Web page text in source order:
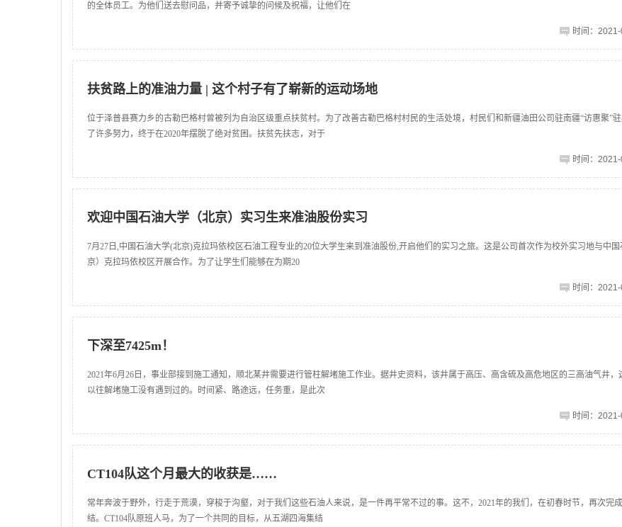
的全体员工。为他们送去慰问品，并寄予诚挚的问候及祝福，让他们在
时间：
扶贫路上的准油力量 | 这个村子有了崭新的运动场地
位于泽普县赛力乡的古勒巴格村曾被列为自治区级重点扶贫村。为了改善古勒巴格村村民的生活处境，村民们和新疆油田公司驻南疆“访惠聚”
了许多努力，终于在2020年摆脱了绝对贫困。扶贫先扶志，对于
时间：
欢迎中国石油大学（北京）实习生来准油股份实习
7月27日,中国石油大学(北京)克拉玛依校区石油工程专业的20位大学生来到准油股份,开启他们的实习之旅。这是公司首次作为校外实习地与中
京）克拉玛依校区开展合作。为了让学生们能够在为期20
时间：
下深至7425m！
2021年6月26日，事业部接到施工通知，顺北某井需要进行管柱解堵施工作业。据井史资料，该井属于高压、高含硫及高危地区的三高油气井，
以往解堵施工没有遇到过的。时间紧、路途远，任务重，是此次
时间：
CT104队这个月最大的收获是……
常年奔波于野外，行走于荒漠，穿梭于沟壑，对于我们这些石油人来说，是一件再平常不过的事。这不，2021年的我们，在初春时节，再次完
结。CT104队原班人马，为了一个共同的目标，从五湖四海集结